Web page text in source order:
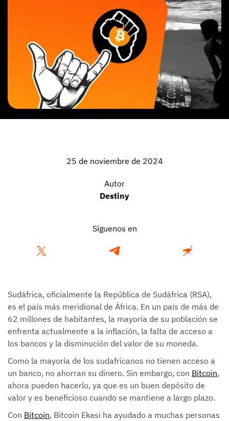
25 de noviembre de 2024
Autor
Destiny
Síguenos en
Sudáfrica, oficialmente la República de Sudáfrica (RSA),
es el país más meridional de África. En un país de más de
62 millones de habitantes, la mayoría de su población se
enfrenta actualmente a la inflación, la falta de acceso a
los bancos y la disminución del valor de su moneda.
Como la mayoría de los sudafricanos no tienen acceso a
un banco, no ahorran su dinero. Sin embargo, con Bitcoin,
ahora pueden hacerlo, ya que es un buen depósito de
valor y es beneficioso cuando se mantiene a largo plazo.
Con Bitcoin, Bitcoin Ekasi ha ayudado a muchas personas